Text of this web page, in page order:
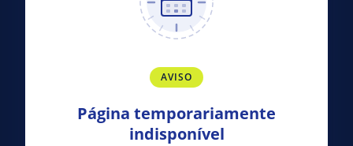
AVISO
Página temporariamente
indisponível